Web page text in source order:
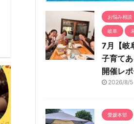
お悩み相談
岐阜
7月【岐
子育て
開催レ
2026/8/5
愛媛本部